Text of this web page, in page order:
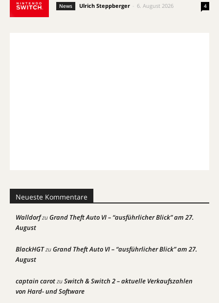
News Ulrich Steppberger 6. August 2026 4
Neueste Kommentare
WalldorfzuGrand Theft Auto VI – “ausführlicher Blick” am 27.
August
BlackHGTzuGrand Theft Auto VI – “ausführlicher Blick” am 27.
August
captain carotzuSwitch & Switch 2 – aktuelle Verkaufszahlen
von Hard- und Software